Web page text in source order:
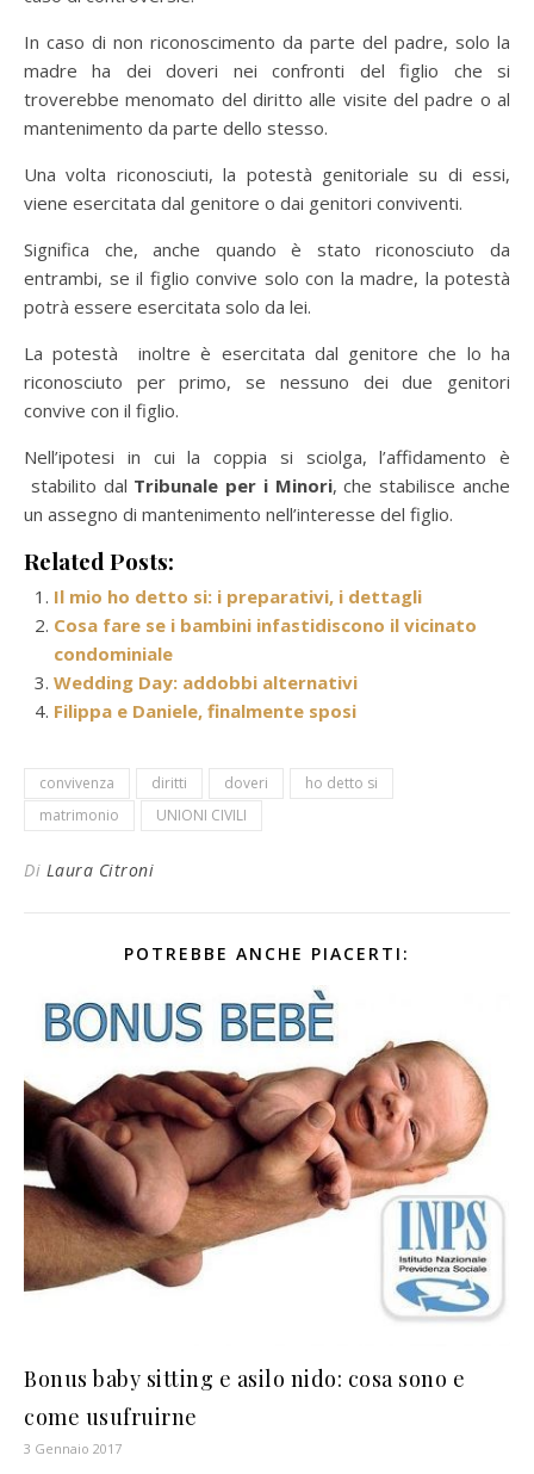
In caso di non riconoscimento da parte del padre, solo la
madre ha dei doveri nei confronti del figlio che si
troverebbe menomato del diritto alle visite del padre o al
mantenimento da parte dello stesso.
Una volta riconosciuti, la potestà genitoriale su di essi,
viene esercitata dal genitore o dai genitori conviventi.
Significa che, anche quando è stato riconosciuto da
entrambi, se il figlio convive solo con la madre, la potestà
potrà essere esercitata solo da lei.
La potestà inoltre è esercitata dal genitore che lo ha
riconosciuto per primo, se nessuno dei due genitori
convive con il figlio.
Nell’ipotesi in cui la coppia si sciolga, l’affidamento è
stabilito dal Tribunale per i Minori, che stabilisce anche
un assegno di mantenimento nell’interesse del figlio.
Related Posts:
Il mio ho detto si: i preparativi, i dettagli
Cosa fare se i bambini infastidiscono il vicinato
condominiale
Wedding Day: addobbi alternativi
Filippa e Daniele, finalmente sposi
convivenza diritti doveri
ho detto si
matrimonio
UNIONI CIVILI
Di Laura Citroni
POTREBBE ANCHE PIACERTI:
Bonus baby sitting e asilo nido: cosa sono e
come usufruirne
3 Gennaio 2017